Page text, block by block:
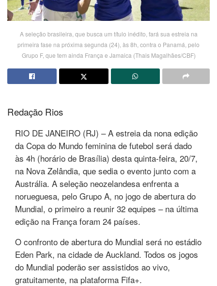
A seleção brasileira, que busca um título inédito, fará sua estreia na
primeira fase na próxima segunda (24), às 8h, contra o Panamá, pelo
Grupo F, que tem ainda França e Jamaica (Thais Magalhães/CBF)
Redação Rios
RIO DE JANEIRO (RJ) – A estreia da nona edição
da Copa do Mundo feminina de futebol será dado
às 4h (horário de Brasília) desta quinta-feira, 20/7,
na Nova Zelândia, que sedia o evento junto com a
Austrália. A seleção neozelandesa enfrenta a
norueguesa, pelo Grupo A, no jogo de abertura do
Mundial, o primeiro a reunir 32 equipes – na última
edição na França foram 24 países.
O confronto de abertura do Mundial será no estádio
Eden Park, na cidade de Auckland. Todos os jogos
do Mundial poderão ser assistidos ao vivo,
gratuitamente, na plataforma Fifa+.